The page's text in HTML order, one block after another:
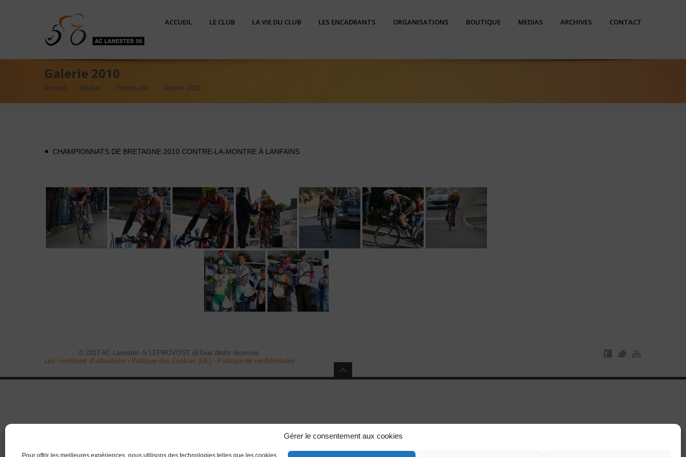
Gérer le consentement aux cookies
Pour offrir les meilleures expériences, nous utilisons des technologies telles que les cookies
ACCUEIL LE CLUB LA VIE DU CLUB LES ENCADRANTS ORGANISATIONS BOUTIQUE MEDIAS ARCHIVES CONTACT
Galerie 2010
Accueil Médias Photos-old Galerie 2010
CHAMPIONNATS DE BRETAGNE 2010 CONTRE-LA-MONTRE À LANFAINS
© 2017 AC Lanester -S.LEPROVOST @Tous droits réservés.
Les conditions d'utilisations - Politique des Cookies (UE) - Politique de confidentialité